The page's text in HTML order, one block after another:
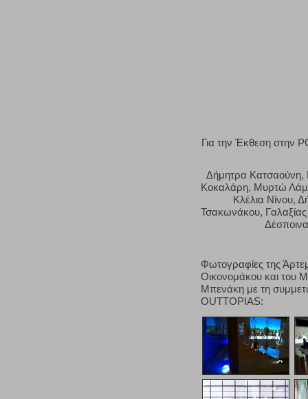
Για την Έκθεση στην
Δήμητρα Κατσαούνη,
Κοκαλάρη, Μυρτώ
Κλέλια Νίνου,
Τσακωνάκου,
Φωτογραφίες της
Οικονομάκου και του
Μπενάκη με τη
OUTTOPIAS: